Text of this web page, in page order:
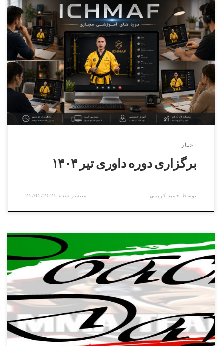
دوره داوری درجه ۳ و۲و۱ مدرس : حمید خانی آقایان و بانوان
زمان : ۶ تیر ۱۴۰۴ مکان : فردیس – کوچه هشتم – سالن
شهرداری
اخبار
برگزاری دوره داوری تیر ۱۴۰۴
توسط حمید کریمی 25/05/2025
روز مربی